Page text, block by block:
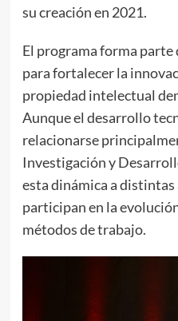
su creación en 2021.
El programa forma parte
para fortalecer la
propiedad intelectual
Aunque el desarrollo
relacionarse
Investigación y
esta dinámica a
participan en la
métodos de trabajo.